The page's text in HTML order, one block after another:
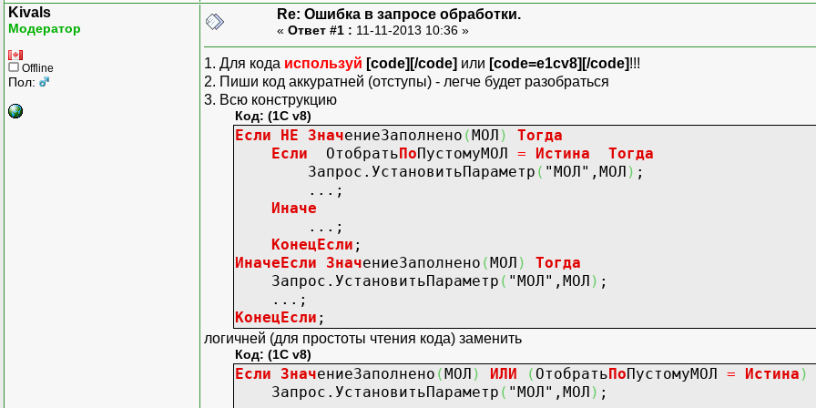
|
| ЛЕВОЕ СОЕДИНЕНИЕ
| &Период,
| (НЕ
|
|
|
| ВТ_ОС_СнятыеСУчета КАК А)))
// | ПО
|ГДЕ
| (НЕ
| (ВЫБРАТЬ
|
| ИЗ
|
| УсловиеНаМОЛ
| УсловиеНаМестонахождение
|УПОРЯДОЧИТЬ ПО
| ОсновноеСредство "
Если НЕ ЗначениеЗаполнено ( МОЛ)
Тогда
Если Отобрать ПоПустомуМОЛ
Kivals
Модератор
Offline
Пол:
Re: Ошибка в запросе обработки.
« Ответ #1 : 11-11-2013 10:36 »
1. Для кода используй [code][/code] или [code=e1cv8][/code]!!!
2. Пиши код аккуратней (отступы) - легче будет разобраться
3. Всю конструкцию
Код: (1C v8)
Если НЕ ЗначениеЗаполнено (МОЛ )
Тогда
Если ОтобратьПоПустомуМОЛ = Истина
Тогда
Запрос.УстановитьПараметр ( "МОЛ" ,МОЛ ) ;
...;
Иначе
...;
КонецЕсли ;
ИначеЕсли
ЗначениеЗаполнено (МОЛ )
Тогда
Запрос.УстановитьПараметр ( "МОЛ" ,МОЛ ) ;
...;
КонецЕсли ;
логичней (для простоты чтения кода) заменить
Код: (1C v8)
Если ЗначениеЗаполнено (МОЛ ) ИЛИ ( ОтобратьПоПустомуМОЛ = Истина )
Запрос.УстановитьПараметр ( "МОЛ" ,МОЛ ) ;